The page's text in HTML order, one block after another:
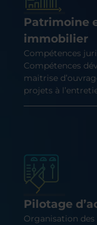
Patrimoine
immobilier
Compétences
Compétences
maitrise
projets à
Pilotage
Organisation des